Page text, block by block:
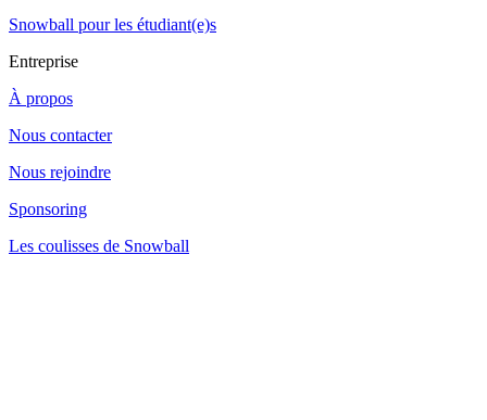
Snowball pour les étudiant(e)s
Entreprise
À propos
Nous contacter
Nous rejoindre
Sponsoring
Les coulisses de Snowball